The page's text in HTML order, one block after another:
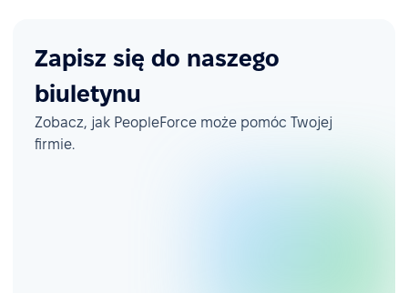
Zapisz się do naszego
biuletynu
Zobacz, jak PeopleForce może pomóc Twojej
firmie.